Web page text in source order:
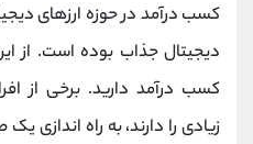
کسب درآمد در حوزه ارزهای
دیجیتال جذاب بوده است. از
کسب درآمد دارید. برخی از
زیادی را دارند، به راه اندازی
تلفن
بدون پیش شماره
اینستاگرام
کانال تلگرام